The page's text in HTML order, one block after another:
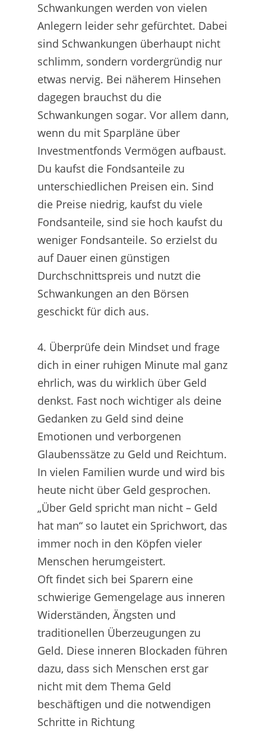
Schwankungen werden von vielen
Anlegern leider sehr gefürchtet. Dabei
sind Schwankungen überhaupt nicht
schlimm, sondern vordergründig nur
etwas nervig. Bei näherem Hinsehen
dagegen brauchst du die
Schwankungen sogar. Vor allem dann,
wenn du mit Sparpläne über
Investmentfonds Vermögen aufbaust.
Du kaufst die Fondsanteile zu
unterschiedlichen Preisen ein. Sind
die Preise niedrig, kaufst du viele
Fondsanteile, sind sie hoch kaufst du
weniger Fondsanteile. So erzielst du
auf Dauer einen günstigen
Durchschnittspreis und nutzt die
Schwankungen an den Börsen
geschickt für dich aus.
4. Überprüfe dein Mindset und frage
dich in einer ruhigen Minute mal ganz
ehrlich, was du wirklich über Geld
denkst. Fast noch wichtiger als deine
Gedanken zu Geld sind deine
Emotionen und verborgenen
Glaubenssätze zu Geld und Reichtum.
In vielen Familien wurde und wird bis
heute nicht über Geld gesprochen.
„Über Geld spricht man nicht – Geld
hat man“ so lautet ein Sprichwort, das
immer noch in den Köpfen vieler
Menschen herumgeistert.
Oft findet sich bei Sparern eine
schwierige Gemengelage aus inneren
Widerständen, Ängsten und
traditionellen Überzeugungen zu
Geld. Diese inneren Blockaden führen
dazu, dass sich Menschen erst gar
nicht mit dem Thema Geld
beschäftigen und die notwendigen
Schritte in Richtung